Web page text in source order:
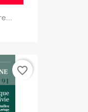
favorite_border